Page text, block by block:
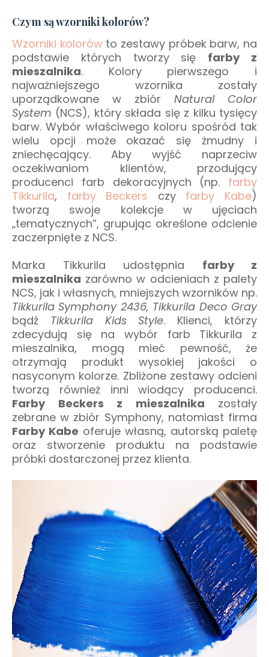
Czym są wzorniki kolorów?
Wzorniki kolorówto zestawy próbek barw, na
podstawie których tworzy się farby z
mieszalnika. Kolory pierwszego i
najważniejszego wzornika zostały
uporządkowane w zbiór Natural Color
System (NCS), który składa się z kilku tysięcy
barw. Wybór właściwego koloru spośród tak
wielu opcji może okazać się żmudny i
zniechęcający. Aby wyjść naprzeciw
oczekiwaniom klientów, przodujący
producenci farb dekoracyjnych (np. farby
Tikkurila, farby Beckers czy farby Kabe)
tworzą swoje kolekcje w ujęciach
„tematycznych”, grupując określone odcienie
zaczerpnięte z NCS.
Marka Tikkurila udostępnia farby z
mieszalnika zarówno w odcieniach z palety
NCS, jak i własnych, mniejszych wzorników np.
Tikkurila Symphony 2436, Tikkurila Deco Gray
bądź Tikkurila Kids Style. Klienci, którzy
zdecydują się na wybór farb Tikkurila z
mieszalnika, mogą mieć pewność, że
otrzymają produkt wysokiej jakości o
nasyconym kolorze. Zbliżone zestawy odcieni
tworzą również inni wiodący producenci.
Farby Beckers z mieszalnika zostały
zebrane w zbiór Symphony, natomiast firma
Farby Kabe oferuje własną, autorską paletę
oraz stworzenie produktu na podstawie
próbki dostarczonej przez klienta.